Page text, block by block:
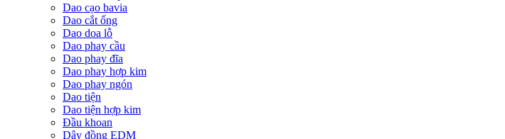
Dao cạo bavia
Dao cắt ống
Dao doa lỗ
Dao phay cầu
Dao phay đĩa
Dao phay hợp kim
Dao phay ngón
Dao tiện
Dao tiện hợp kim
Đầu khoan
Dây đồng EDM